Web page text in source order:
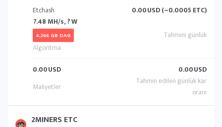
Etchash
7.48 MH/s, ? W
4.266 GB DAG
0.00USD (~0.0005 ETC)
0.00USD 0.00USD
2MINERS ETC